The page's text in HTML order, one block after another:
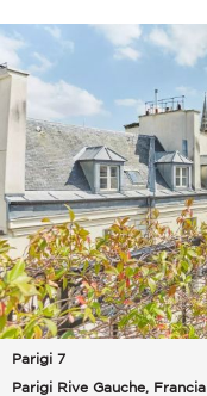
Parigi 7
Parigi Rive Gauche, Francia